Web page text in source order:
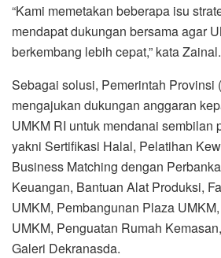
“Kami memetakan beberapa isu
mendapat dukungan bersama agar
berkembang lebih cepat,” kata Zainal.
Sebagai solusi, Pemerintah Provinsi
mengajukan dukungan anggaran
UMKM RI untuk mendanai sembilan
yakni Sertifikasi Halal, Pelatihan
Business Matching dengan
Keuangan, Bantuan Alat Produksi,
UMKM, Pembangunan Plaza
UMKM, Penguatan Rumah
Galeri Dekranasda.